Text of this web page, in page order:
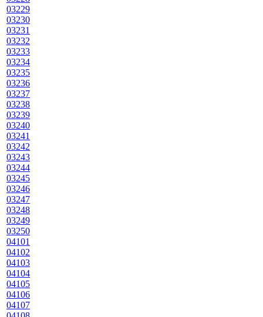
03229
03230
03231
03232
03233
03234
03235
03236
03237
03238
03239
03240
03241
03242
03243
03244
03245
03246
03247
03248
03249
03250
04101
04102
04103
04104
04105
04106
04107